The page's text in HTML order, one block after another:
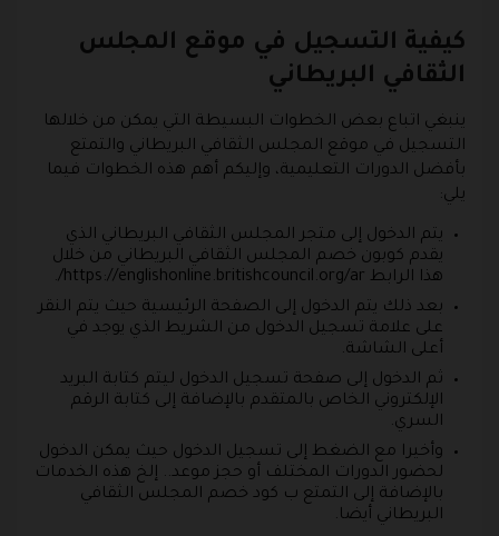
كيفية التسجيل في موقع المجلس
الثقافي البريطاني
ينبغي اتباع بعض الخطوات البسيطة التي يمكن من خلالها
التسجيل في موقع المجلس الثقافي البريطاني والتمتع
بأفضل الدورات التعليمية، وإليكم أهم هذه الخطوات فيما
يلي:
يتم الدخول إلى متجر المجلس الثقافي البريطاني الذي
يقدم كوبون خصم المجلس الثقافي البريطاني من خلال
هذا الرابط https://englishonline.britishcouncil.org/ar/.
بعد ذلك يتم الدخول إلى الصفحة الرئيسية حيث يتم النقر
على علامة تسجيل الدخول من الشريط الذي يوجد في
أعلى الشاشة.
ثم الدخول إلى صفحة تسجيل الدخول ليتم كتابة البريد
الإلكتروني الخاص بالمتقدم بالإضافة إلى كتابة الرقم
السري.
وأخيرا مع الضغط إلى تسجيل الدخول حيث يمكن الدخول
لحضور الدورات المختلف أو حجز موعد.. إلخ هذه الخدمات
بالإضافة إلى التمتع ب كود خصم المجلس الثقافي
البريطاني أيضا.